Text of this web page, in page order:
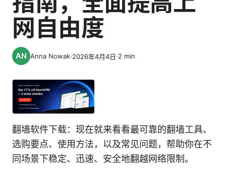
网自由度
Anna Nowak·2026年4月4日·2 min
翻墙软件下载：现在就来看看最可靠的翻墙工具、
选购要点、使用方法，以及常见问题，帮助你在不
同场景下稳定、迅速、安全地翻越网络限制。